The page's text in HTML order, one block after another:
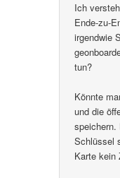
Ich
Ende-zu-
irgendwie
tun?
Könnte
und die
speichern.
Schlüssel
Karte kein